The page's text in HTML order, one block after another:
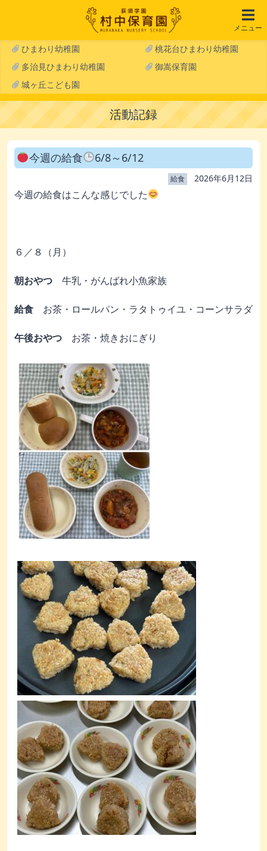
メニュー
ひまわり幼稚園
桃花台ひまわり幼稚園
多治見ひまわり幼稚園
御嵩保育園
城ヶ丘こども園
活動記録
今週の給食 6/8～6/12
給食 2026年6月12日
今週の給食はこんな感じでした
６／８（月）
朝おやつ 牛乳・がんばれ小魚家族
給食 お茶・ロールパン・ラタトゥイユ・コーンサラダ
午後おやつ お茶・焼きおにぎり